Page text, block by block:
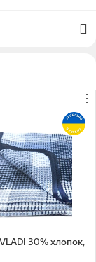
⋮
30% хлопок,